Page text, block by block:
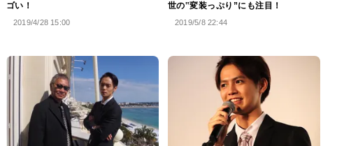
ゴい！
2019/4/28 15:00
世の‟変装っぷり”にも注目！
2019/5/8 22:44